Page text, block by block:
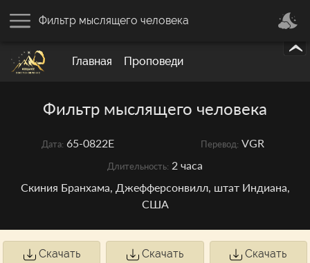
Главная Проповеди
Фильтр мыслящего человека
Фильтр мыслящего человека
Дата: 65-0822E Перевод: VGR
Длительность: 2 часа
Скиния Бранхама, Джефферсонвилл, штат Индиана,
США
Скачать
Скачать
Скачать